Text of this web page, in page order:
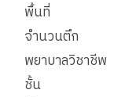
พื้นที่
จำนวนตึก
พยาบาลวิชาชีพ
ชั้น